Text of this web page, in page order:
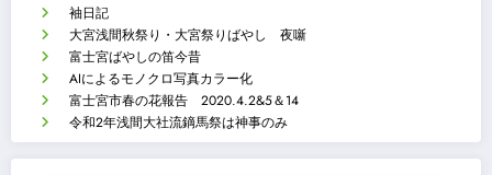
袖日記
大宮浅間秋祭り・大宮祭りばやし 夜噺
富士宮ばやしの笛今昔
AIによるモノクロ写真カラー化
富士宮市春の花報告 2020.4.2&5＆14
令和2年浅間大社流鏑馬祭は神事のみ